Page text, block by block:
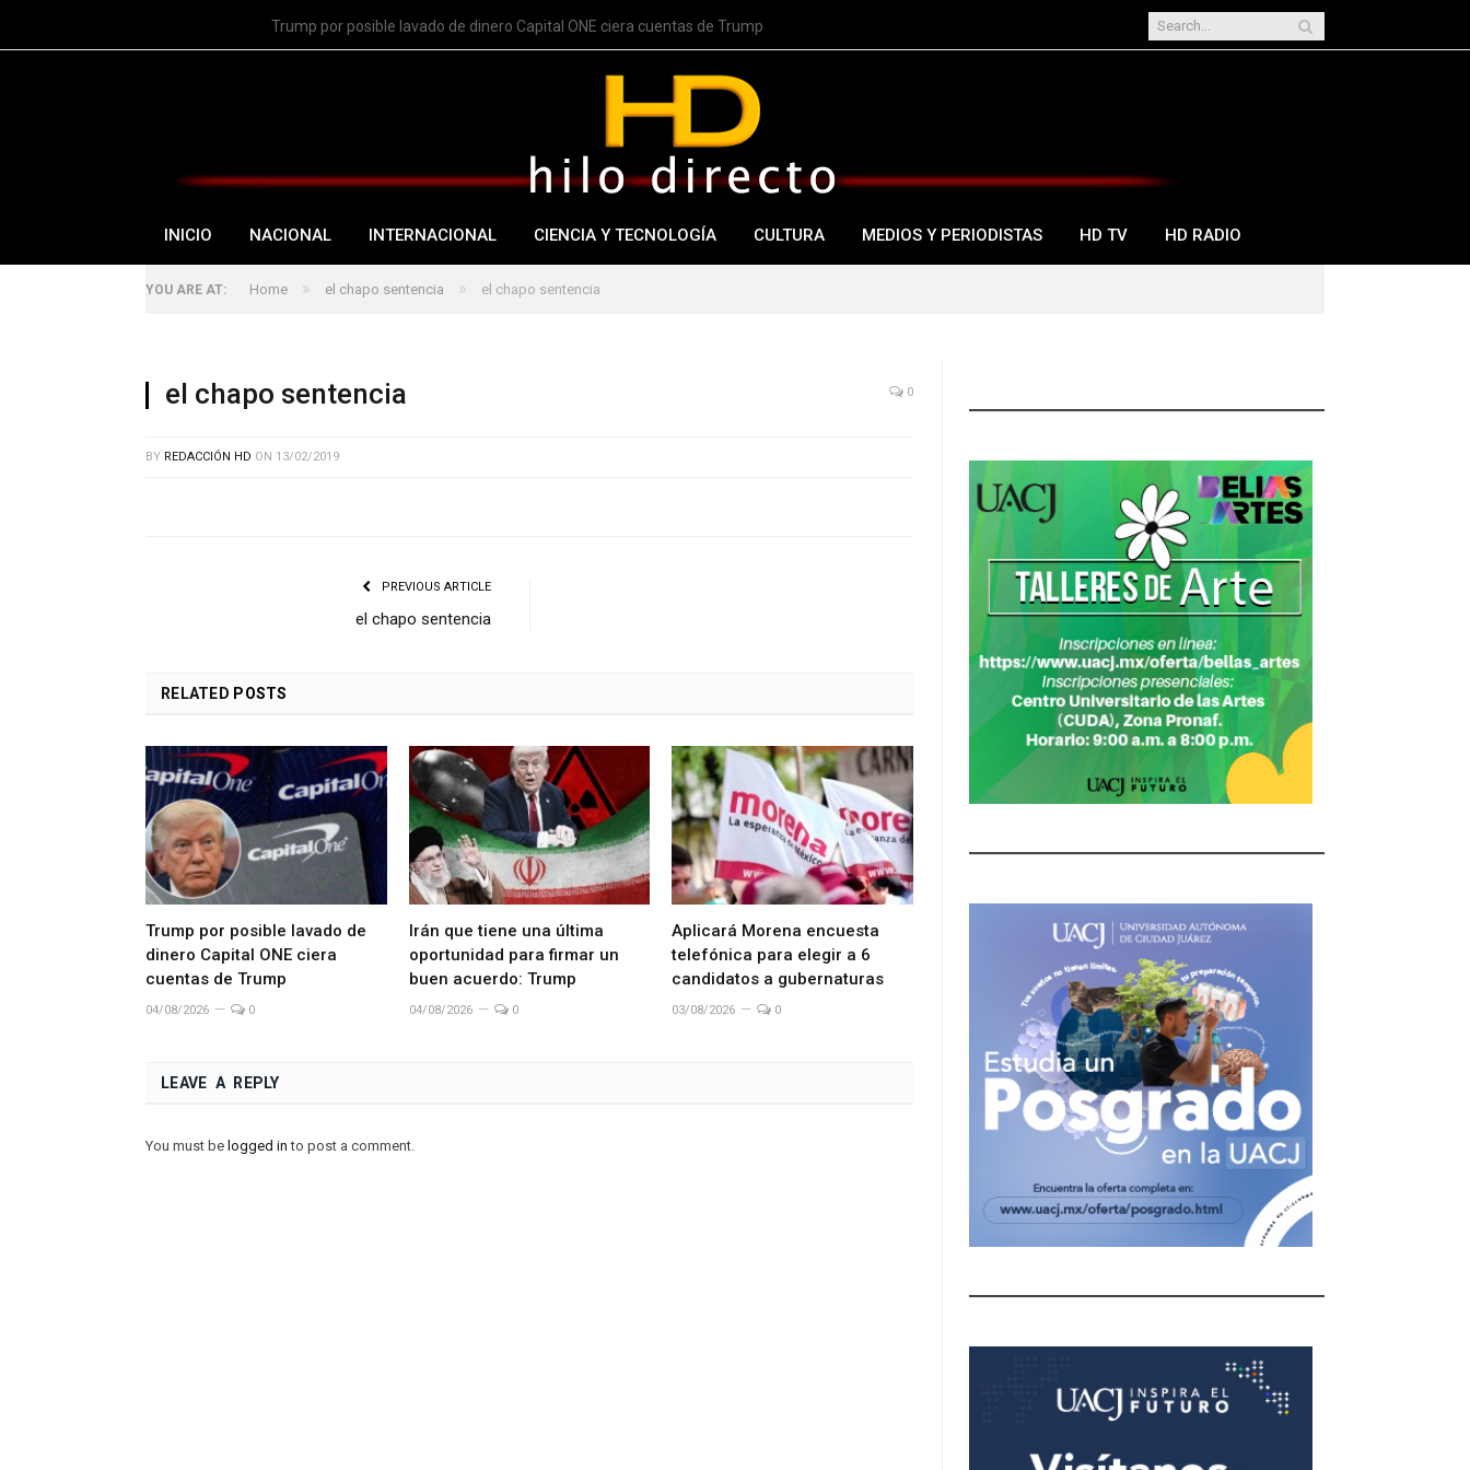
Trump por posible lavado de dinero Capital ONE ciera cuentas de Trump
INICIO NACIONAL INTERNACIONAL CIENCIA Y TECNOLOGÍA CULTURA MEDIOS Y PERIODISTAS HD TV HD RADIO
YOU ARE AT: Home » el chapo sentencia » el chapo sentencia
el chapo sentencia 0
BY REDACCIÓN HD ON 13/02/2019
PREVIOUS ARTICLE
el chapo sentencia
RELATED POSTS
Trump por posible lavado de
dinero Capital ONE ciera
cuentas de Trump
04/08/2026 0
Irán que tiene una última
oportunidad para firmar un
buen acuerdo: Trump
04/08/2026 0
Aplicará Morena encuesta
telefónica para elegir a 6
candidatos a gubernaturas
03/08/2026 0
LEAVE A REPLY
You must be logged in to post a comment.